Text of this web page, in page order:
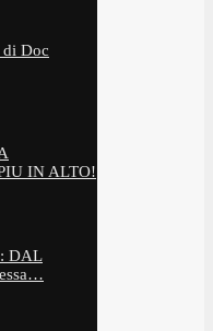
Doc
IN ALTO!
DAL